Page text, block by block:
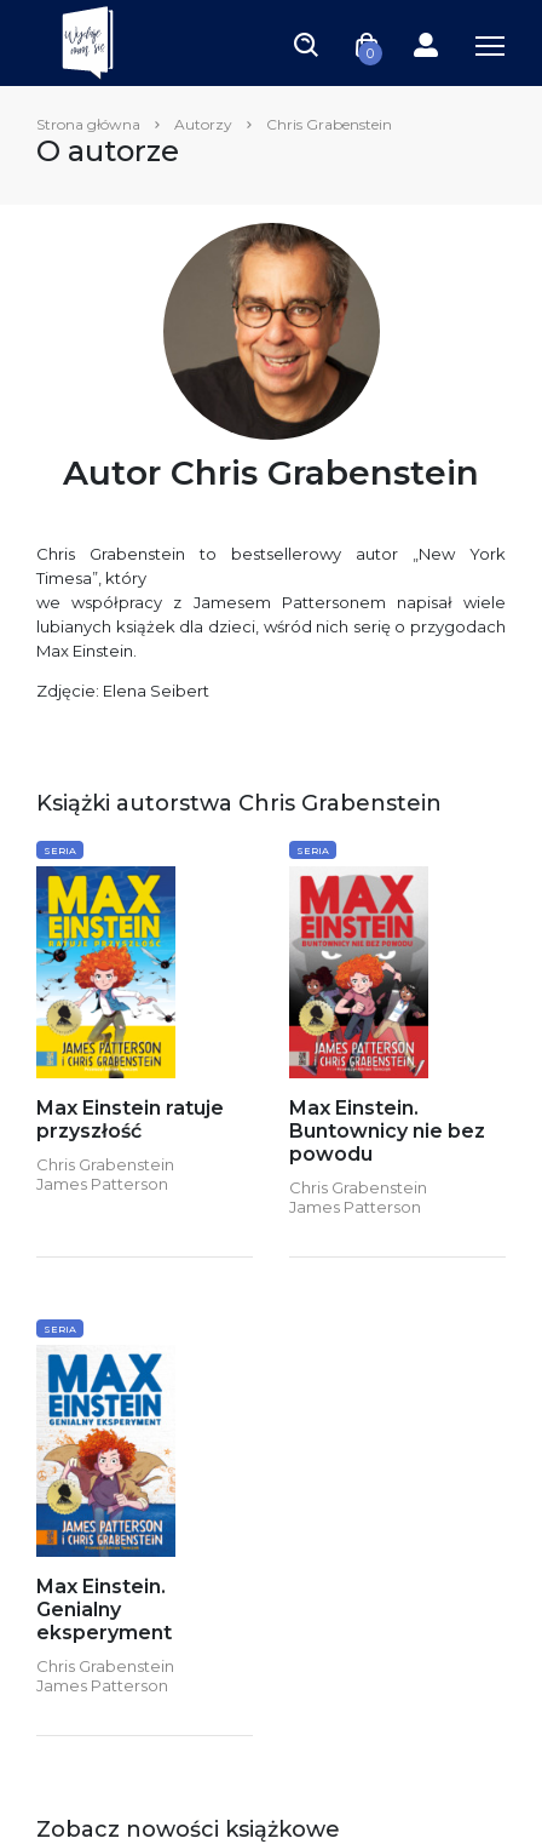
0
Strona główna Autorzy Chris Grabenstein
O autorze
Autor Chris Grabenstein
Chris Grabenstein to bestsellerowy autor „New York
Timesa”, który
we współpracy z Jamesem Pattersonem napisał wiele
lubianych książek dla dzieci, wśród nich serię o przygodach
Max Einstein.
Zdjęcie: Elena Seibert
Książki autorstwa Chris Grabenstein
SERIA
Max Einstein ratuje
przyszłość
Chris Grabenstein
James Patterson
SERIA
Max Einstein.
Buntownicy nie bez
powodu
Chris Grabenstein
James Patterson
SERIA
Max Einstein.
Genialny
eksperyment
Chris Grabenstein
James Patterson
Zobacz nowości książkowe